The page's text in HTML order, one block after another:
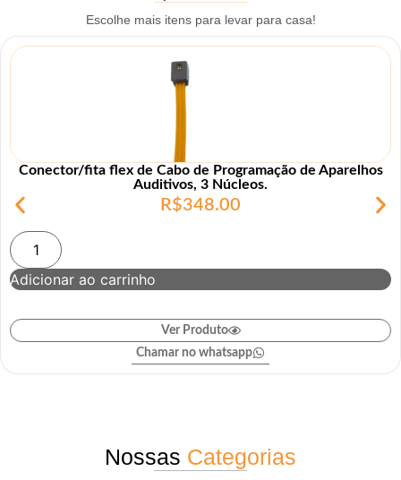
Escolhe mais itens para levar para casa!
Conector/fita flex de Cabo de Programação de Aparelhos
Auditivos, 3 Núcleos.
R$348.00
Adicionar ao carrinho
Ver Produto
Chamar no whatsapp
Nossas Categorias